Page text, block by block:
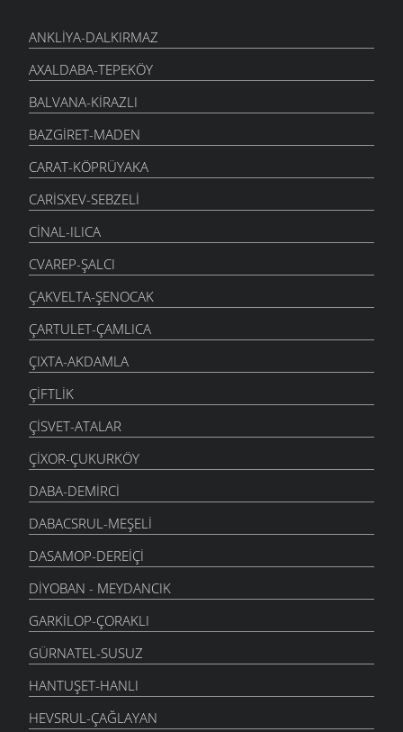
ANKLIYA-DALKIRMAZ
AXALDABA-TEPEKÖY
BALVANA-KIRAZLI
BAZGIRET-MADEN
CARAT-KÖPRÜYAKA
CARISXEV-SEBZELI
CINAL-ILICA
CVAREP-ŞALCI
ÇAKVELTA-ŞENOCAK
ÇARTULET-ÇAMLICA
ÇIXTA-AKDAMLA
ÇIFTLIK
ÇISVET-ATALAR
ÇIXOR-ÇUKURKÖY
DABA-DEMIRCI
DABACSRUL-MEŞELI
DASAMOP-DEREIÇI
DIYOBAN - MEYDANCIK
GARKILOP-ÇORAKLI
GÜRNATEL-SUSUZ
HANTUŞET-HANLI
HEVSRUL-ÇAĞLAYAN